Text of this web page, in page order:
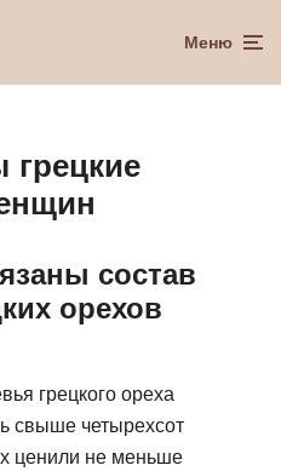
Меню
состав
орехов
грецкого ореха
свыше четырехсот
ценили не меньше